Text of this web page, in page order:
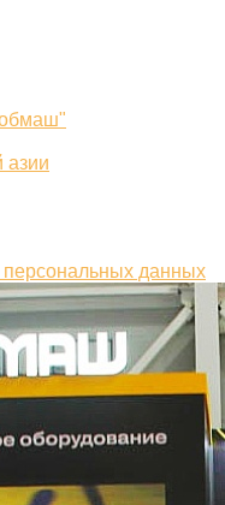
азии
персональных данных